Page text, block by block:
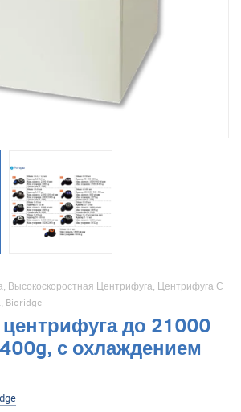
, Высокоскоростная Центрифуга, Центрифуга С
, Bioridge
до 21000
с охлаждением